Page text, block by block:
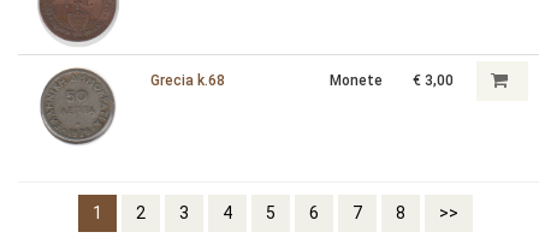
Grecia k.68 Monete € 3,00
1 2 3 4 5 6 7 8 >>